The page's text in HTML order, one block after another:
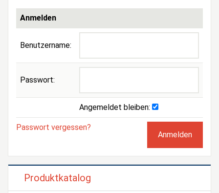
Anmelden
Benutzername:
Passwort:
Angemeldet bleiben:
Passwort vergessen?
Produktkatalog